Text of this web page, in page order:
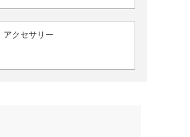
アクセサリー